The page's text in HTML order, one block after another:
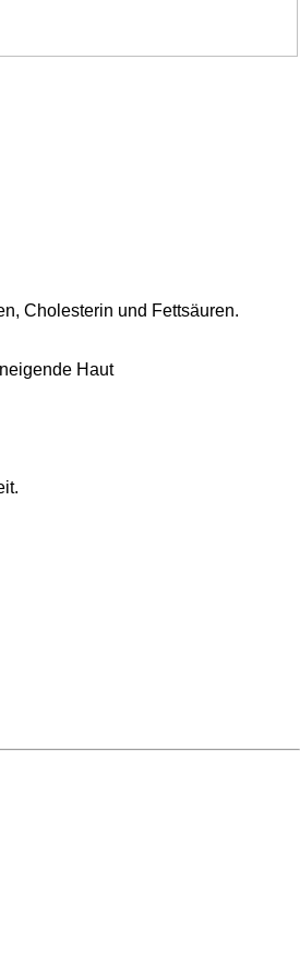
Cholesterin und Fettsäuren.
Haut